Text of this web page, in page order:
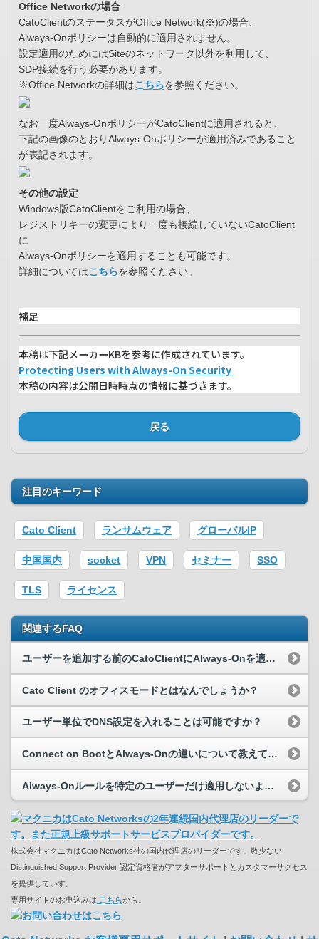
Office Networkの場合
CatoClientのステータスがOffice Network(※)の場合、
Always-Onポリシーは自動的に適用されません。
設定適用のためにはSiteのネットワーク以外を利用して、
SDP接続を行う必要があります。
※Office Networkの詳細はこちらを参照ください。
なお一度Always-OnポリシーがCatoClientに適用されると、
下記の画像のとおりAlways-Onポリシーが適用済みであること
が表記されます。
その他の設定
Windows版CatoClientをご利用の場合、
レジストリキーの変更により一度も接続していないCatoClient
に
Always-Onポリシーを適用することも可能です。
詳細についてはこちらを参照ください。
補足
本稿は下記メーカーKBを参考に作成されています。
Protecting Users with Always-On Security
本稿の内容は公開日時時点の情報に基づきます。
戻る
注目のキーワード
Cato Client ランサムウェア グローバルIP
中国国内 socket VPN セミナー SSO
TLS ライセンス
関連するFAQ
ユーザーを追加する前のCatoClientにAlways-Onを適用することはできますか？
Cato Client のオフィスモードとはなんでしょうか？
ユーザー単位でDNS設定を入れることは可能ですか？
Connect on BootとAlways-Onの違いについて教えてください。
Always-Onルールを特定のユーザーだけ適用しないようにしたいです。
株式会社マクニカはCato Networks社の国内代理店のリーダーです。数少ない
Distinguished Support Provider 認定資格者がアフターサポートとカスタマーサクセス
を提供していす。
専用サイトのお申込みは こちらから。